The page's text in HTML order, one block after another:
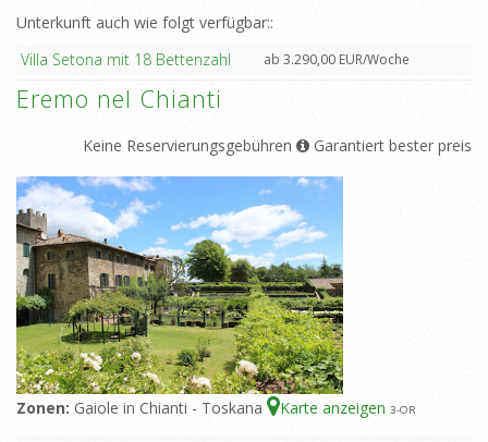
Unterkunft auch wie folgt verfügbar::
Villa Setona mit 18 Bettenzahl
ab 3.290,00 EUR/Woche
Eremo nel Chianti
Keine Reservierungsgebühren Garantiert bester preis
Zonen: Gaiole in Chianti - Toskana Karte anzeigen 3-OR